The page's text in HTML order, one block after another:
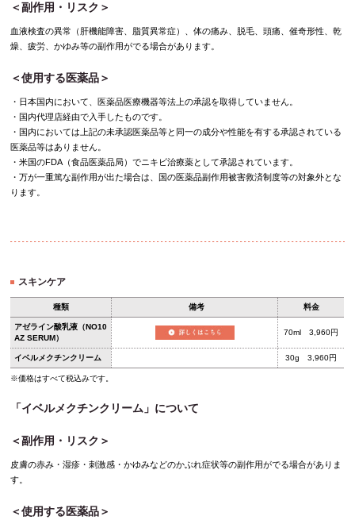
＜副作用・リスク＞
血液検査の異常（肝機能障害、脂質異常症）、体の痛み、脱毛、頭痛、催奇形性、乾
燥、疲労、かゆみ等の副作用がでる場合があります。
＜使用する医薬品＞
・日本国内において、医薬品医療機器等法上の承認を取得していません。
・国内代理店経由で入手したものです。
・国内においては上記の未承認医薬品等と同一の成分や性能を有する承認されている
医薬品等はありません。
・米国のFDA（食品医薬品局）でニキビ治療薬として承認されています。
・万が一重篤な副作用が出た場合は、国の医薬品副作用被害救済制度等の対象外とな
ります。
スキンケア
種類 備考 料金
アゼライン酸乳液（NO10
AZ SERUM）
70ml 3,960円
イベルメクチンクリーム 30g 3,960円
※価格はすべて税込みです。
「イベルメクチンクリーム」について
＜副作用・リスク＞
皮膚の赤み・湿疹・刺激感・かゆみなどのかぶれ症状等の副作用がでる場合がありま
す。
＜使用する医薬品＞